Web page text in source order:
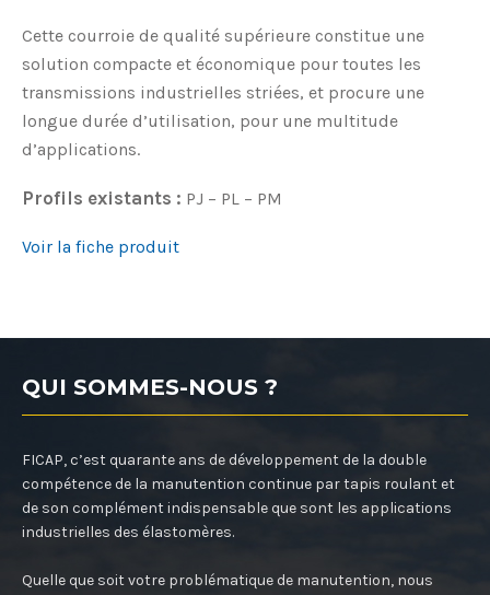
Cette courroie de qualité supérieure constitue une
solution compacte et économique pour toutes les
transmissions industrielles striées, et procure une
longue durée d’utilisation, pour une multitude
d’applications.
Profils existants : PJ – PL – PM
Voir la fiche produit
QUI SOMMES-NOUS ?
FICAP, c’est quarante ans de développement de la double
compétence de la manutention continue par tapis roulant et
de son complément indispensable que sont les applications
industrielles des élastomères.
Quelle que soit votre problématique de manutention, nous